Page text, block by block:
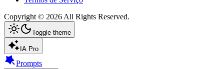
Copyright © 2026 All Rights Reserved.
Toggle theme
IA Pro
Prompts